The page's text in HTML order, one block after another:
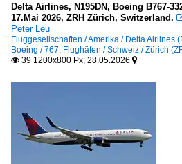
Delta Airlines, N195DN, Boeing B767-
17.Mai 2026, ZRH Zürich, Switzerland.
Peter Leu
Fluggesellschaften / Amerika / Delta Airlines
Boeing / 767, Flughäfen / Schweiz / Zürich
 39 1200x800 Px, 28.05.2026 